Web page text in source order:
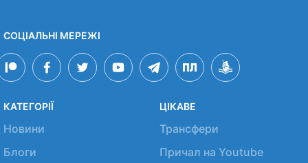
СОЦІАЛЬНІ МЕРЕЖІ
КАТЕГОРІЇ
Новини
Блоги
ЦІКАВЕ
Трансфери
Причал на Youtube